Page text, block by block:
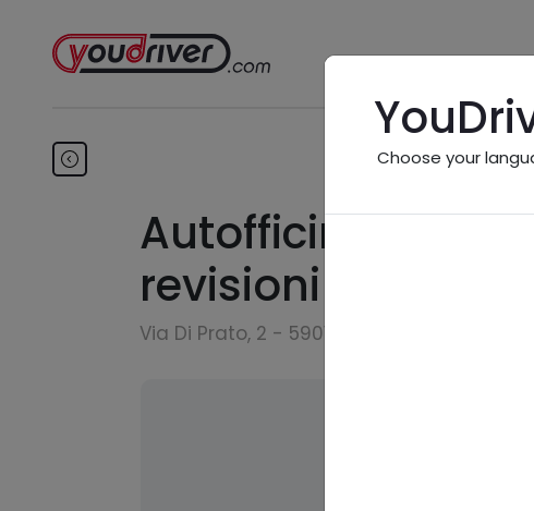
Autofficina
revisioni
Via Di Prato, 2 - 59013 Montemurlo (PO)
Choose your